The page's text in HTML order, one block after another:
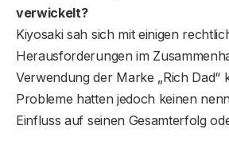
verwickelt?
Kiyosaki sah sich mit einigen
Herausforderungen im
Verwendung der Marke „Rich Dad“
Probleme hatten jedoch keinen
Einfluss auf seinen Gesamterfolg